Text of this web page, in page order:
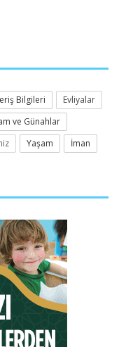
Bilgileri
Evliyalar
ve Günahlar
Yaşam İman